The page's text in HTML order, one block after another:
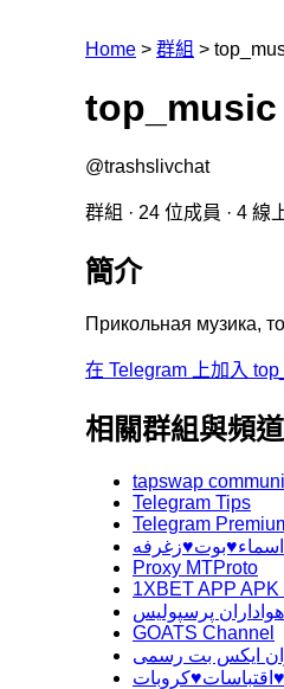
Home > 群組 >
top_music
@trashslivchat
群組 · 24 位成員 · 4 線
簡介
Прикольная музика,
在 Telegram 上加入
相關群組與頻道
tapswap
Telegram Tips
Telegram
Proxy MTProto
1XBET APP
پرسپولیس
GOATS Channel
ایکس بت رسمی